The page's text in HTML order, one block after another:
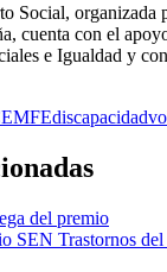
Social, organizada
cuenta con el
e Igualdad y
discapacidad
SEN Trastornos